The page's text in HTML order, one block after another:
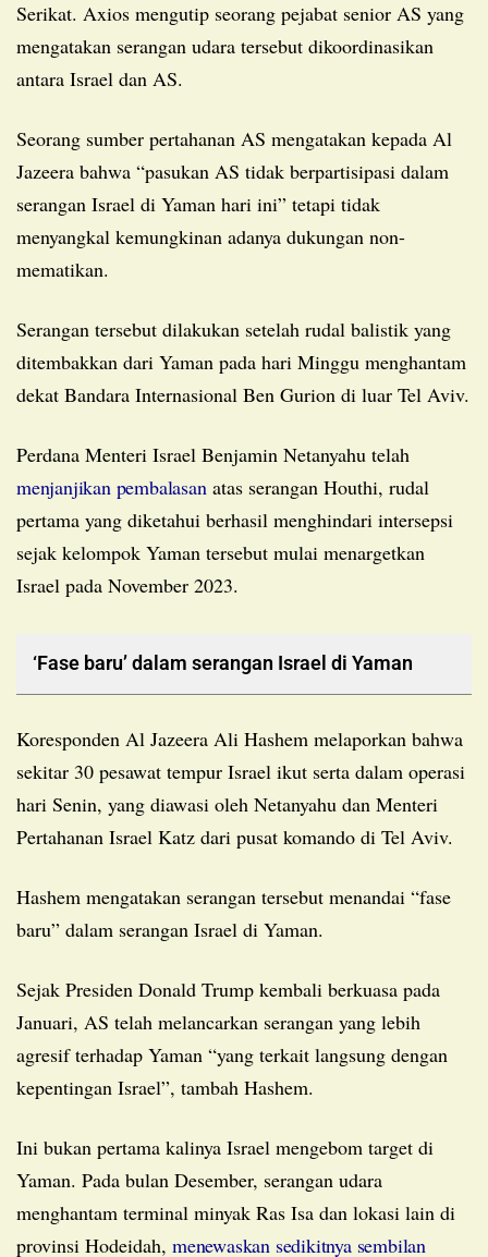
Serikat. Axios mengutip seorang pejabat senior AS yang
mengatakan serangan udara tersebut dikoordinasikan
antara Israel dan AS.
Seorang sumber pertahanan AS mengatakan kepada Al
Jazeera bahwa “pasukan AS tidak berpartisipasi dalam
serangan Israel di Yaman hari ini” tetapi tidak
menyangkal kemungkinan adanya dukungan non-
mematikan.
Serangan tersebut dilakukan setelah rudal balistik yang
ditembakkan dari Yaman pada hari Minggu menghantam
dekat Bandara Internasional Ben Gurion di luar Tel Aviv.
Perdana Menteri Israel Benjamin Netanyahu telah
menjanjikan pembalasan atas serangan Houthi, rudal
pertama yang diketahui berhasil menghindari intersepsi
sejak kelompok Yaman tersebut mulai menargetkan
Israel pada November 2023.
‘Fase baru’ dalam serangan Israel di Yaman
Koresponden Al Jazeera Ali Hashem melaporkan bahwa
sekitar 30 pesawat tempur Israel ikut serta dalam operasi
hari Senin, yang diawasi oleh Netanyahu dan Menteri
Pertahanan Israel Katz dari pusat komando di Tel Aviv.
Hashem mengatakan serangan tersebut menandai “fase
baru” dalam serangan Israel di Yaman.
Sejak Presiden Donald Trump kembali berkuasa pada
Januari, AS telah melancarkan serangan yang lebih
agresif terhadap Yaman “yang terkait langsung dengan
kepentingan Israel”, tambah Hashem.
Ini bukan pertama kalinya Israel mengebom target di
Yaman. Pada bulan Desember, serangan udara
menghantam terminal minyak Ras Isa dan lokasi lain di
provinsi Hodeidah, menewaskan sedikitnya sembilan